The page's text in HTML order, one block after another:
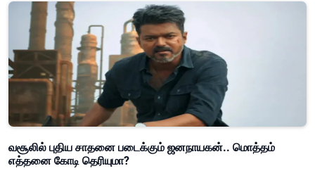
வசூலில் புதிய சாதனை படைக்கும் ஜனநாயகன்.. மொத்தம்
எத்தனை கோடி தெரியுமா?